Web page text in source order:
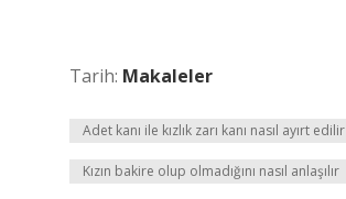
Tarih: Makaleler
Adet kanı ile kızlık zarı kanı nasıl ayırt edilir
Kızın bakire olup olmadığını nasıl anlaşılır